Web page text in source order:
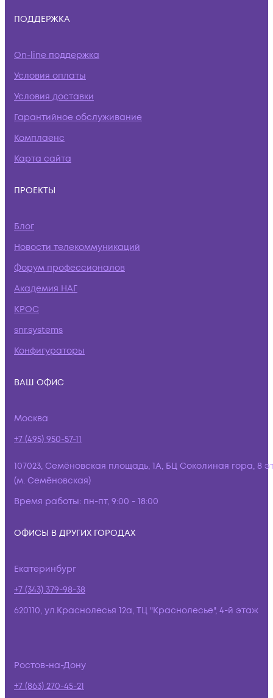
ПОДДЕРЖКА
On-line поддержка
Условия оплаты
Условия доставки
Гарантийное обслуживание
Комплаенс
Карта сайта
ПРОЕКТЫ
Блог
Новости телекоммуникаций
Форум профессионалов
Академия НАГ
КРОС
snr.systems
Конфигураторы
ВАШ ОФИС
Москва
+7 (495) 950-57-11
107023, Семёновская площадь, 1А, БЦ Соколиная гора, 8
(м. Семёновская)
Время работы: пн-пт, 9:00 - 18:00
ОФИСЫ В ДРУГИХ ГОРОДАХ
Екатеринбург
+7 (343) 379-98-38
620110, ул.Краснолесья 12а, ТЦ "Краснолесье", 4-й этаж
Ростов-на-Дону
+7 (863) 270-45-21